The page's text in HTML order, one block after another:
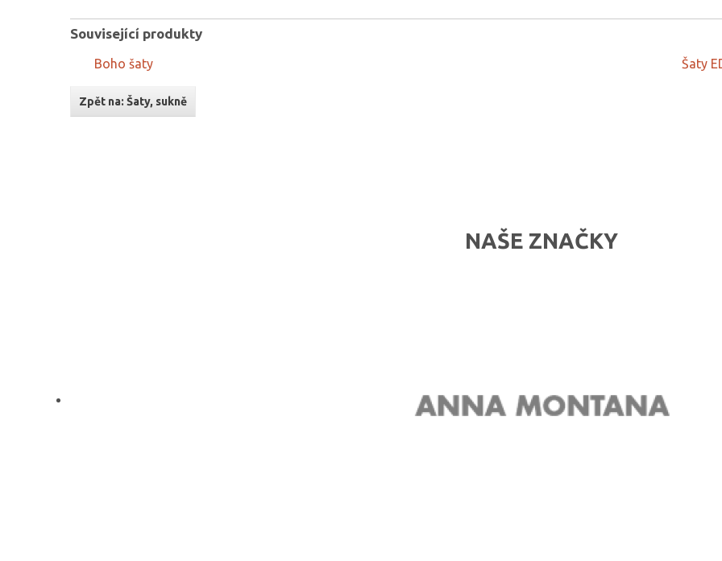
Související produkty
Šaty
Boho šaty
Zpět na: Šaty, sukně
NAŠE ZNAČKY